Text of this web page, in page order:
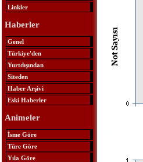
Linkler
Haberler
Genel
Türkiye'den
Yurtdışından
Siteden
Haber Arşivi
Eski Haberler
Animeler
İsme Göre
Türe Göre
Yıla Göre